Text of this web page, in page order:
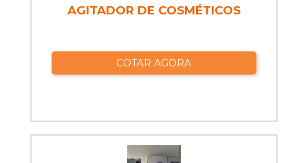
AGITADOR DE COSMÉTICOS
COTAR AGORA